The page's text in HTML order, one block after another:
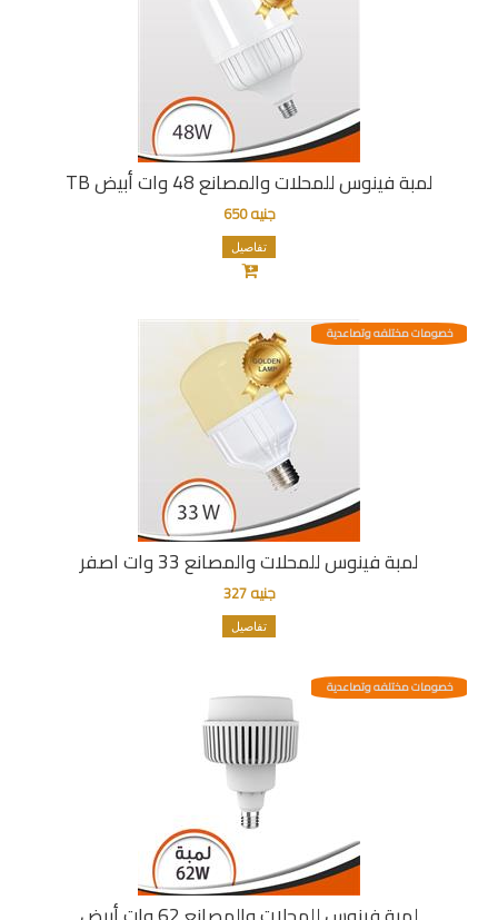
لمبة فينوس للمحلات والمصانع 48 وات أبيض TB
جنيه 650
تفاصيل
لمبة فينوس للمحلات والمصانع 33 وات اصفر
خصومات مختلفه وتصاعدية
جنيه 327
تفاصيل
خصومات مختلفه وتصاعدية